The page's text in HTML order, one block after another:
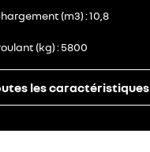
(m3) 10,8
(kg) 5800
les caractéristiques